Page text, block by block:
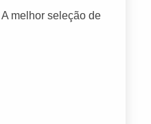
melhor seleção de